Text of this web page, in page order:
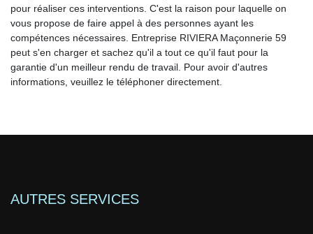
pour réaliser ces interventions. C'est la raison pour laquelle on
vous propose de faire appel à des personnes ayant les
compétences nécessaires. Entreprise RIVIERA Maçonnerie 59
peut s'en charger et sachez qu'il a tout ce qu'il faut pour la
garantie d'un meilleur rendu de travail. Pour avoir d'autres
informations, veuillez le téléphoner directement.
AUTRES SERVICES